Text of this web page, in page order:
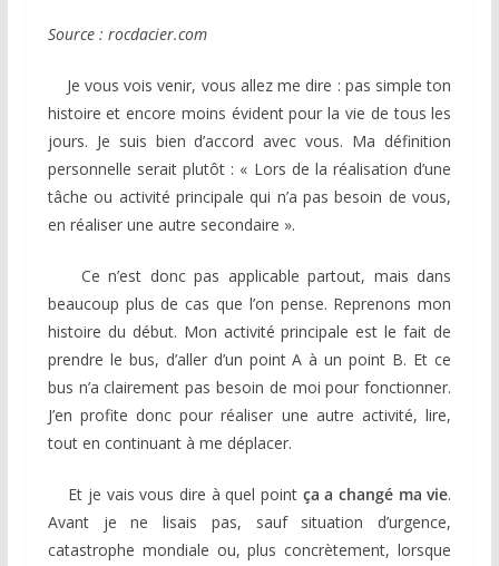
Source : rocdacier.com
Je vous vois venir, vous allez me dire : pas simple ton
histoire et encore moins évident pour la vie de tous les
jours. Je suis bien d’accord avec vous. Ma définition
personnelle serait plutôt : « Lors de la réalisation d’une
tâche ou activité principale qui n’a pas besoin de vous,
en réaliser une autre secondaire ».
Ce n’est donc pas applicable partout, mais dans
beaucoup plus de cas que l’on pense. Reprenons mon
histoire du début. Mon activité principale est le fait de
prendre le bus, d’aller d’un point A à un point B. Et ce
bus n’a clairement pas besoin de moi pour fonctionner.
J’en profite donc pour réaliser une autre activité, lire,
tout en continuant à me déplacer.
Et je vais vous dire à quel pointça a changé ma vie.
Avant je ne lisais pas, sauf situation d’urgence,
catastrophe mondiale ou, plus concrètement, lorsque